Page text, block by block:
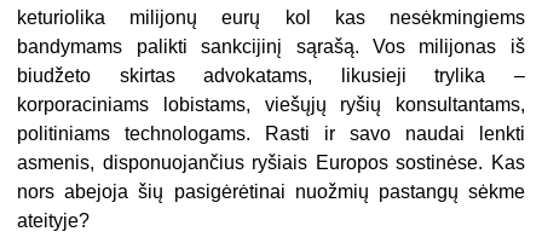
keturiolika milijonų eurų kol kas nesėkmingiems
bandymams palikti sankcijinį sąrašą. Vos milijonas iš
biudžeto skirtas advokatams, likusieji trylika –
korporaciniams lobistams, viešųjų ryšių konsultantams,
politiniams technologams. Rasti ir savo naudai lenkti
asmenis, disponuojančius ryšiais Europos sostinėse. Kas
nors abejoja šių pasigėrėtinai nuožmių pastangų sėkme
ateityje?